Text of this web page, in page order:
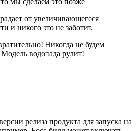
мы сделаем это позже
от увеличивающегося
и никого это не заботит.
Никогда не будем
Модель водопада рулит!
релиза продукта для запуска на